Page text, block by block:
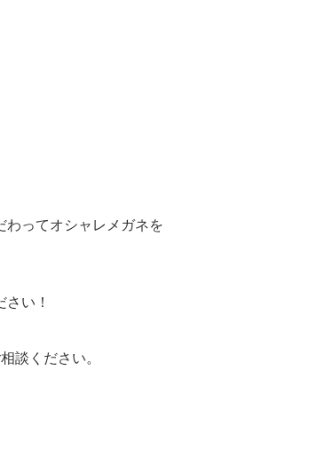
ってオシャレメガネを
い！
談ください。